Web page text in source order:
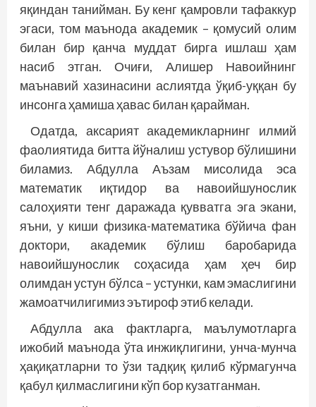
яқиндан танийман. Бу кенг қамровли тафаккур
эгаси, том маънода академик – қомусий олим
билан бир қанча муддат бирга ишлаш ҳам
насиб этган. Очиғи, Алишер Навоийнинг
маънавий хазинасини аслиятда ўқиб-уққан бу
инсонга ҳамиша ҳавас билан қарайман.
Одатда, аксарият академикларнинг илмий
фаолиятида битта йўналиш устувор бўлишини
биламиз. Абдулла Аъзам мисолида эса
математик иқтидор ва навоийшунослик
салоҳияти тенг даражада қувватга эга экани,
яъни, у киши физика-математика бўйича фан
доктори, академик бўлиш баробарида
навоийшунослик соҳасида ҳам ҳеч бир
олимдан устун бўлса – устунки, кам эмаслигини
жамоатчилигимиз эътироф этиб келади.
Абдулла ака фактларга, маълумотларга
ижобий маънода ўта инжиқлигини, унча-мунча
ҳақиқатларни то ўзи тадқиқ қилиб кўрмагунча
қабул қилмаслигини кўп бор кузатганман.